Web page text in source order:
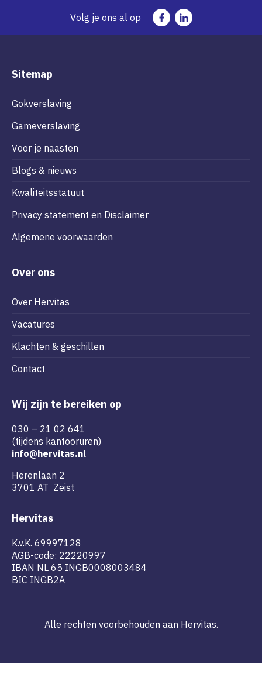
Volg je ons al op
Sitemap
Gokverslaving
Gameverslaving
Voor je naasten
Blogs & nieuws
Kwaliteitsstatuut
Privacy statement en Disclaimer
Algemene voorwaarden
Over ons
Over Hervitas
Vacatures
Klachten & geschillen
Contact
Wij zijn te bereiken op
030 – 21 02 641
(tijdens kantooruren)
info@hervitas.nl
Herenlaan 2
3701 AT Zeist
Hervitas
K.v.K. 69997128
AGB-code: 22220997
IBAN NL 65 INGB0008003484
BIC INGB2A
Alle rechten voorbehouden aan Hervitas.